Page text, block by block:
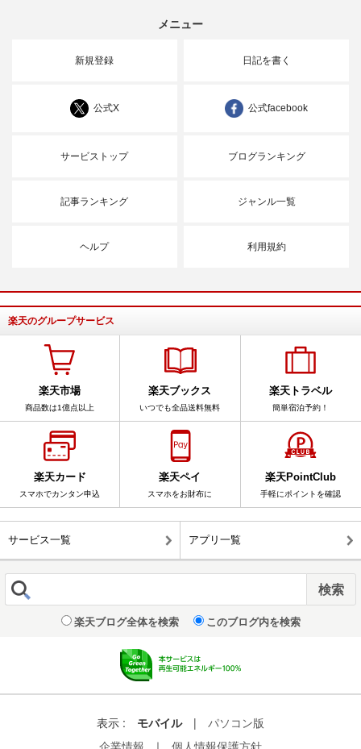
メニュー
新規登録 日記を書く
公式X 公式facebook
サービストップ ブログランキング
記事ランキング ジャンル一覧
ヘルプ 利用規約
楽天のグループサービス
楽天市場
商品数は1億点以上
楽天ブックス
いつでも全品送料無料
楽天トラベル
簡単宿泊予約！
楽天カード
スマホでカンタン申込
楽天ペイ
スマホをお財布に
楽天PointClub
手軽にポイントを確認
サービス一覧 アプリ一覧
楽天ブログ全体を検索 このブログ内を検索
表示 : モバイル |
パソコン版